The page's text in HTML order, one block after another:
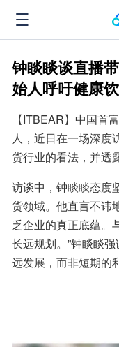
钟睒睒谈直播
始人呼吁健康
【ITBEAR】中国首
人，近日在一场深度
货行业的看法，并透
访谈中，钟睒睒态度
货领域。他直言不讳
乏企业的真正底蕴。
长远规划。”钟睒睒
远发展，而非短期的